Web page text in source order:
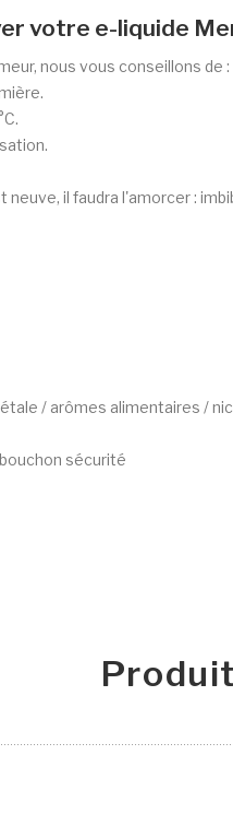
votre e-liquide
nous vous conseillons de :
il faudra l'amorcer :
/ arômes alimentaires /
sécurité